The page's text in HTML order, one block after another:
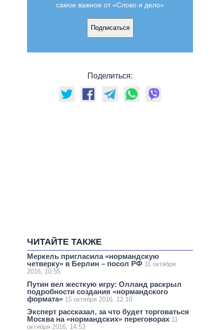
самое важное от «Слово и дело»
Подписаться
Поделиться:
ЧИТАЙТЕ ТАКЖЕ
Меркель пригласила «нормандскую
четверку» в Берлин – посол РФ 11 октября
2016, 10:55
Путин вел жесткую игру: Олланд раскрыл
подробности создания «нормандского
формата» 15 октября 2016, 12:10
Эксперт рассказал, за что будет торговаться
Москва на «нормандских» переговорах 11
октября 2016, 14:53